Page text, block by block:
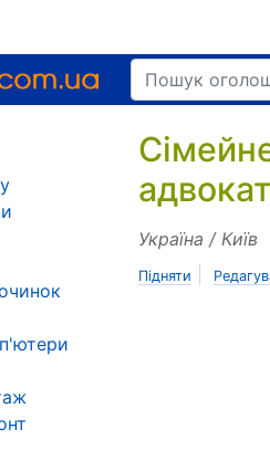
Україна / Київ
Підняти